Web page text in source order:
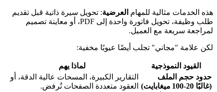
هذه الخدمات مثالية للمهام العرضية: تحويل سيرة ذاتية قبل تقديم
طلب وظيفة، تحويل فاتورة واحدة إلى PDF، أو معاينة تصميم
لمراجعة سريعة مع العميل.
لكن علامة "مجاني" تجلب أيضًا عيوبًا مخفية:
القيود النموذجية
لماذا يهم
حدود حجم الملف
(غالبًا 20‑100 ميغابايت)
التقارير الكبيرة، المسحات عالية الدقة، أو
العقود متعددة الصفحات تُرفض.